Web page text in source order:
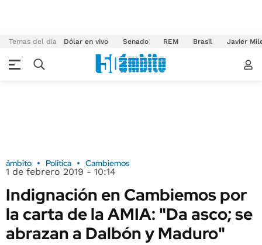
Temas del día Dólar en vivo Senado REM Brasil Javier
ámbito Política Cambiemos
1 de febrero 2019 - 10:14
Indignación en Cambiemos por
la carta de la AMIA: "Da asco; se
abrazan a Dalbón y Maduro"